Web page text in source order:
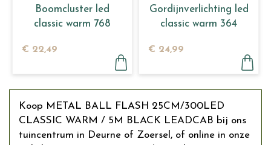
Boomcluster led
classic warm 768
€ 22,49
Gordijnverlichting led
classic warm 364
€ 24,99
Koop METAL BALL FLASH 25CM/300LED
CLASSIC WARM / 5M BLACK LEADCAB bij ons
tuincentrum in Deurne of Zoersel, of online in onze